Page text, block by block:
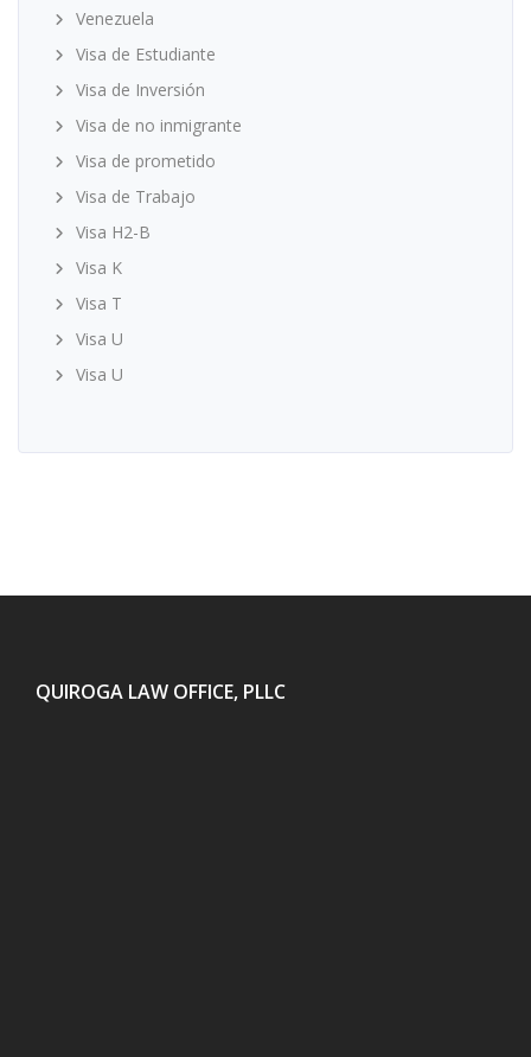
Venezuela
Visa de Estudiante
Visa de Inversión
Visa de no inmigrante
Visa de prometido
Visa de Trabajo
Visa H2-B
Visa K
Visa T
Visa U
Visa U
QUIROGA LAW OFFICE, PLLC